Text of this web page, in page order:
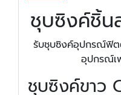
ชุบซิงค์ชิ้น
รับชุบซิงค์อุปกรณ์ฟิต
อุปกรณ์เ
ชุบซิงค์ขาว